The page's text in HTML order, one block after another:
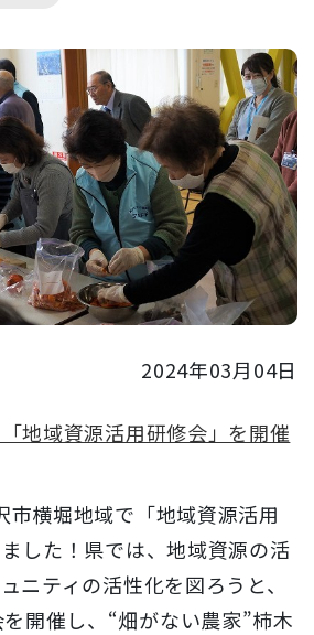
2024年03月04日
地域資源活用研修会」を開催
市横堀地域で「地域資源活用
した！県では、地域資源の活
ニティの活性化を図ろうと、
開催し、“畑がない農家”柿木